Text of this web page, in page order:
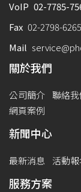
VoIP 02-7785-
Fax 02-2798-6265
Mail
關於我們
公司簡介 聯絡我
網頁案例
新聞中心
最新消息 活動
服務方案